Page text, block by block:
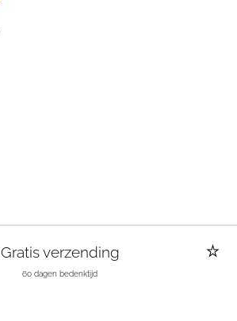
Gratis verzending
60 dagen bedenktijd